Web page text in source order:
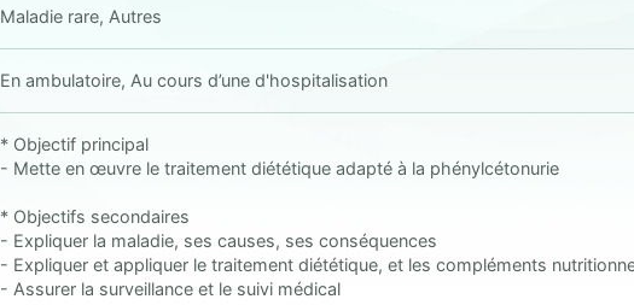
Maladie rare, Autres
En ambulatoire, Au cours d’une d'hospitalisation
* Objectif principal
- Mette en œuvre le traitement diététique adapté à la phénylcétonurie
* Objectifs secondaires
- Expliquer la maladie, ses causes, ses conséquences
- Expliquer et appliquer le traitement diététique, et les compléments
- Assurer la surveillance et le suivi médical